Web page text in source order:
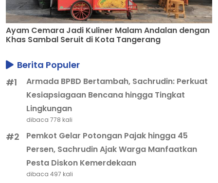
Ayam Cemara Jadi Kuliner Malam Andalan dengan
Khas Sambal Seruit di Kota Tangerang
Berita Populer
#1
Armada BPBD Bertambah, Sachrudin: Perkuat
Kesiapsiagaan Bencana hingga Tingkat
Lingkungan
dibaca 778 kali
#2
Pemkot Gelar Potongan Pajak hingga 45
Persen, Sachrudin Ajak Warga Manfaatkan
Pesta Diskon Kemerdekaan
dibaca 497 kali